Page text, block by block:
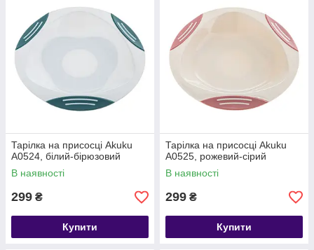
Тарілка на присосці Akuku
A0524, білий-бірюзовий
В наявності
299 ₴
Купити
Тарілка на присосці Akuku
A0525, рожевий-сірий
В наявності
299 ₴
Купити